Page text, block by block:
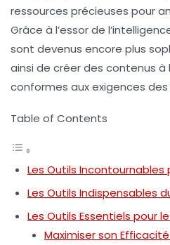
ressources précieuses pour
Grâce à l’essor de l’
sont devenus encore plus
ainsi de créer des contenus à
conformes aux exigences des
Table of Contents
Les Outils Incontournables
Les Outils Indispensables
Les Outils Essentiels pour
Maximiser son